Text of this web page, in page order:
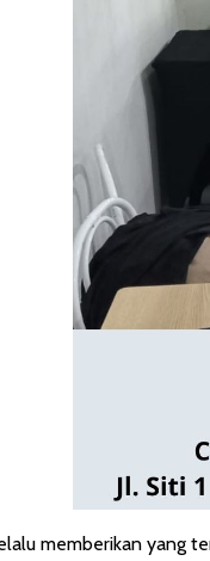
memberikan yang